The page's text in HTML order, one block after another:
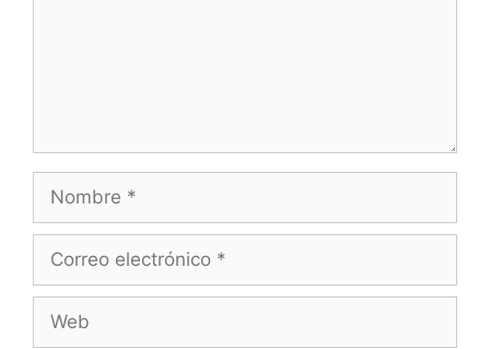
electrónico